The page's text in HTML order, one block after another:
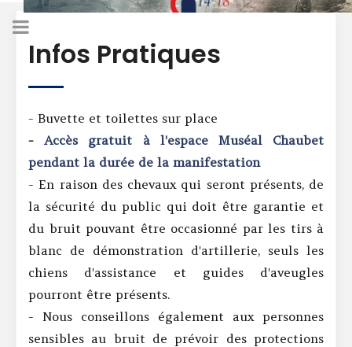
Infos Pratiques
- Buvette et toilettes sur place
- Accès gratuit à l'espace Muséal Chaubet
pendant la durée de la manifestation
- En raison des chevaux qui seront présents, de
la sécurité du public qui doit être garantie et
du bruit pouvant être occasionné par les tirs à
blanc de démonstration d'artillerie, seuls les
chiens d'assistance et guides d'aveugles
pourront être présents.
- Nous conseillons également aux personnes
sensibles au bruit de prévoir des protections